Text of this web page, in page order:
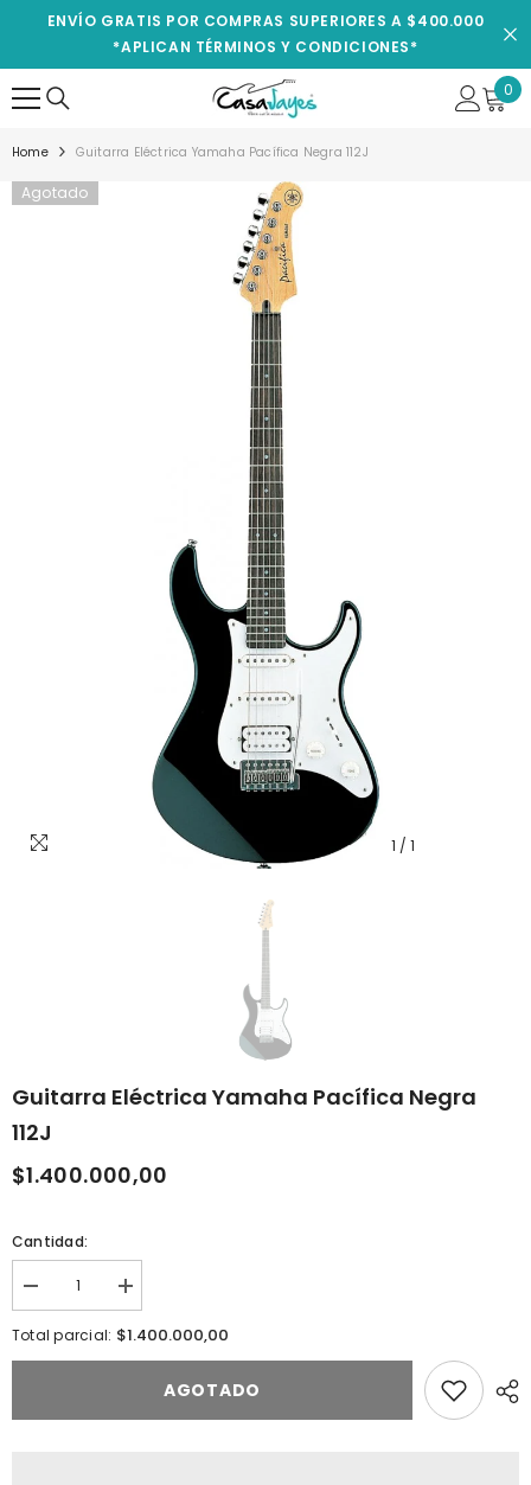
IR AL CONTENIDO
ENVÍO GRATIS POR COMPRAS SUPERIORES A $400.000
*APLICAN TÉRMINOS Y CONDICIONES*
0
0
Home Guitarra Eléctrica Yamaha Pacífica Negra 112J
Agotado
1 / 1
Guitarra Eléctrica Yamaha Pacífica Negra
112J
$1.400.000,00
Cantidad:
Reducir
la
cantidad
Guitarra
Pacífica
Aumentar
la
cantidad
Guitarra
Eléctrica
Yamaha
Pacífica
Total parcial: $1.400.000,00
AGOTADO